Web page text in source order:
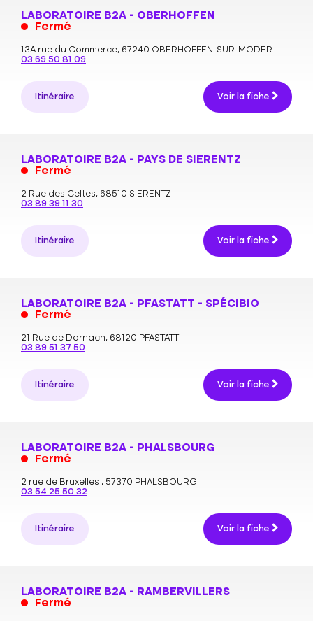
LABORATOIRE B2A - OBERHOFFEN
Fermé
13A rue du Commerce, 67240 OBERHOFFEN-SUR-MODER
03 69 50 81 09
Itinéraire Voir la fiche
LABORATOIRE B2A - PAYS DE SIERENTZ
Fermé
2 Rue des Celtes, 68510 SIERENTZ
03 89 39 11 30
Itinéraire Voir la fiche
LABORATOIRE B2A - PFASTATT - SPÉCIBIO
Fermé
21 Rue de Dornach, 68120 PFASTATT
03 89 51 37 50
Itinéraire Voir la fiche
LABORATOIRE B2A - PHALSBOURG
Fermé
2 rue de Bruxelles , 57370 PHALSBOURG
03 54 25 50 32
Itinéraire Voir la fiche
LABORATOIRE B2A - RAMBERVILLERS
Fermé